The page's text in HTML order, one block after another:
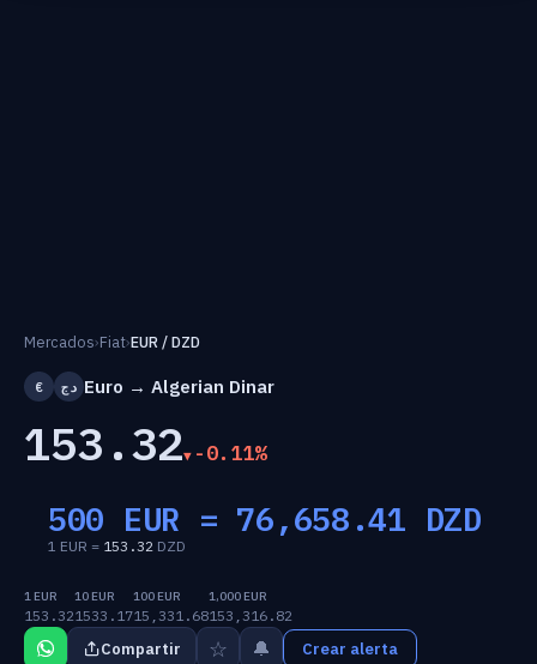
Mercados›Fiat›EUR / DZD
€ دج Euro → Algerian Dinar
153.32 -0.11%
500 EUR = 76,658.41 DZD
1 EUR = 153.32 DZD
1 EUR
153.32
10 EUR
1533.17
100 EUR
15,331.68
1,000 EUR
153,316.82
Compartir ☆ 🔔 Crear alerta